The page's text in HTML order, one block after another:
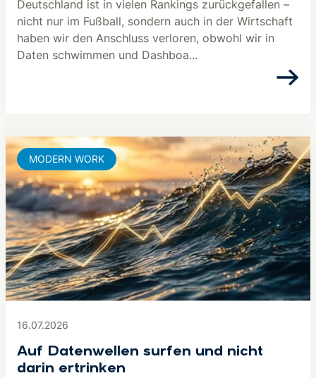
Deutschland ist in vielen Rankings zurückgefallen –
nicht nur im Fußball, sondern auch in der Wirtschaft
haben wir den Anschluss verloren, obwohl wir in
Daten schwimmen und Dashboa...
16.07.2026
Auf Datenwellen surfen und nicht
darin ertrinken
MODERN WORK